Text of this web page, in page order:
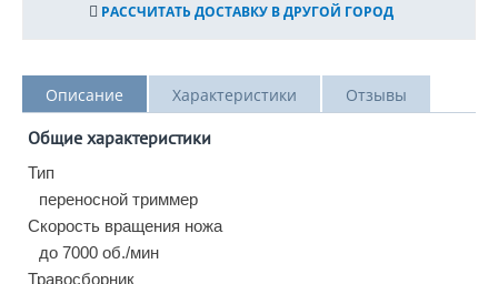
РАССЧИТАТЬ ДОСТАВКУ В ДРУГОЙ ГОРОД
Описание Характеристики Отзывы
Общие характеристики
Тип
переносной триммер
Скорость вращения ножа
до 7000 об./мин
Травосборник